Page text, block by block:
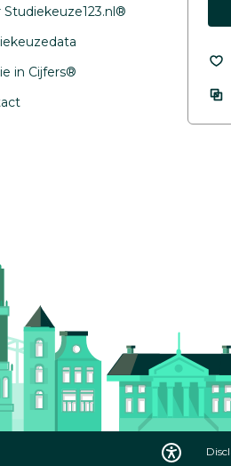
Studiekeuze123.nl®
in Cijfers®